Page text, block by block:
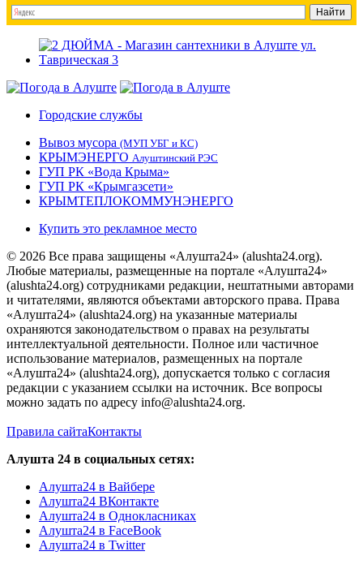
Городские службы
Вывоз мусора (МУП УБГ и КС)
КРЫМЭНЕРГО Алуштинский РЭС
ГУП РК «Вода Крыма»
ГУП РК «Крымгазсети»
КРЫМТЕПЛОКОММУНЭНЕРГО
Купить это рекламное место
© 2026 Все права защищены «Алушта24» (alushta24.org).
Любые материалы, размещенные на портале «Алушта24»
(alushta24.org) сотрудниками редакции, нештатными авторами
и читателями, являются объектами авторского права. Права
«Алушта24» (alushta24.org) на указанные материалы
охраняются законодательством о правах на результаты
интеллектуальной деятельности. Полное или частичное
использование материалов, размещенных на портале
«Алушта24» (alushta24.org), допускается только с согласия
редакции с указанием ссылки на источник. Все вопросы
можно задать по адресу info@alushta24.org.
Правила сайтаКонтакты
Алушта 24 в социальных сетях:
Алушта24 в Вайбере
Алушта24 ВКонтакте
Алушта24 в Однокласниках
Алушта24 в FaceBook
Алушта24 в Twitter